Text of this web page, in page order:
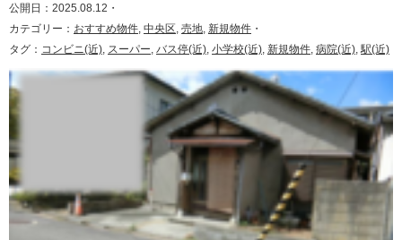
公開日：2025.08.12・
カテゴリー： おすすめ物件 中央区 売地 新規物件 ・
タグ： コンビニ(近) スーパー バス停(近) 小学校(近) 新規物件 病院(近) 駅(近)